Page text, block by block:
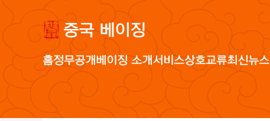
중국 베이징
홈정무공개베이징 소개서비스상호교류최신뉴스